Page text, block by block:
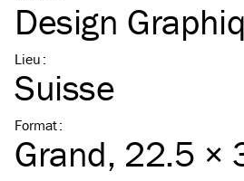
Design
Lieu :
Suisse
Format:
Grand, 22.5 ×